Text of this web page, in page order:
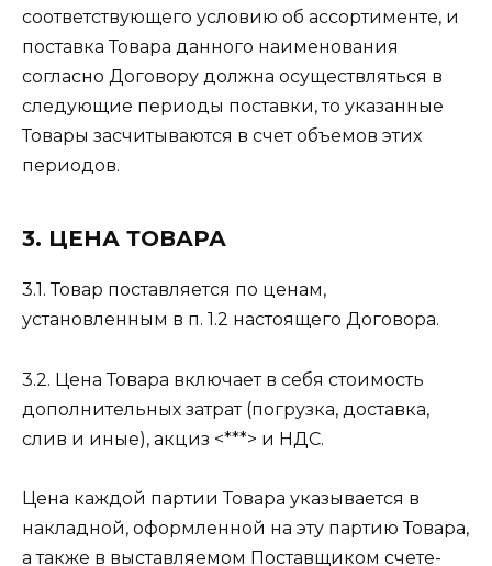
соответствующего условию об ассортименте, и
поставка Товара данного наименования
согласно Договору должна осуществляться в
следующие периоды поставки, то указанные
Товары засчитываются в счет объемов этих
периодов.
3. ЦЕНА ТОВАРА
3.1. Товар поставляется по ценам,
установленным в п. 1.2 настоящего Договора.
3.2. Цена Товара включает в себя стоимость
дополнительных затрат (погрузка, доставка,
слив и иные), акциз <***> и НДС.
Цена каждой партии Товара указывается в
накладной, оформленной на эту партию Товара,
а также в выставляемом Поставщиком счете-